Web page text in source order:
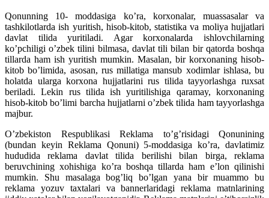
Qonunning 10- moddasiga ko’ra, korxonalar, muassasalar va
tashkilotlarda ish yuritish, hisob-kitob, statistika va moliya hujjatlari
davlat tilida yuritiladi. Agar korxonalarda ishlovchilarning
ko’pchiligi o’zbek tilini bilmasa, davlat tili bilan bir qatorda boshqa
tillarda ham ish yuritish mumkin. Masalan, bir korxonaning hisob-
kitob bo’limida, asosan, rus millatiga mansub xodimlar ishlasa, bu
holatda ularga korxona hujjatlarini rus tilida tayyorlashga ruxsat
beriladi. Lekin rus tilida ish yuritilishiga qaramay, korxonaning
hisob-kitob bo’limi barcha hujjatlarni o’zbek tilida ham tayyorlashga
majbur.
O’zbekiston Respublikasi Reklama to’g’risidagi Qonunining
(bundan keyin Reklama Qonuni) 5-moddasiga ko’ra, davlatimiz
hududida reklama davlat tilida berilishi bilan birga, reklama
beruvchining xohishiga ko’ra boshqa tillarda ham e’lon qilinishi
mumkin. Shu masalaga bog’liq bo’lgan yana bir muammo bu
reklama yozuv taxtalari va bannerlaridagi reklama matnlarining